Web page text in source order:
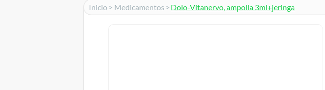
Inicio > Medicamentos > Dolo-Vitanervo, ampolla 3ml+jeringa